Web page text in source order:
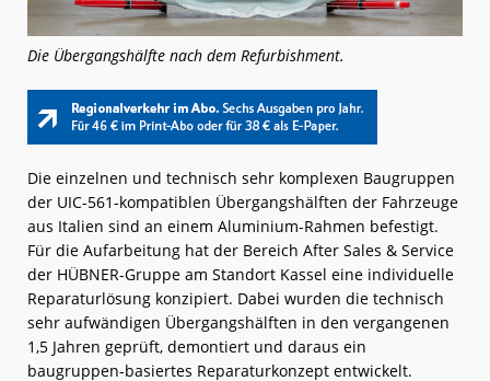
Die Übergangshälfte nach dem Refurbishment.
Die einzelnen und technisch sehr komplexen Baugruppen
der UIC-561-kompatiblen Übergangshälften der Fahrzeuge
aus Italien sind an einem Aluminium-Rahmen befestigt.
Für die Aufarbeitung hat der Bereich After Sales & Service
der HÜBNER-Gruppe am Standort Kassel eine individuelle
Reparaturlösung konzipiert. Dabei wurden die technisch
sehr aufwändigen Übergangshälften in den vergangenen
1,5 Jahren geprüft, demontiert und daraus ein
baugruppen-basiertes Reparaturkonzept entwickelt.